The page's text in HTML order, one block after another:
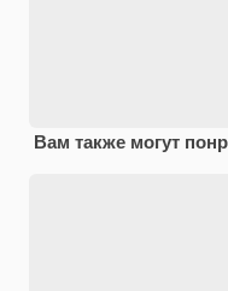
Вам также могут